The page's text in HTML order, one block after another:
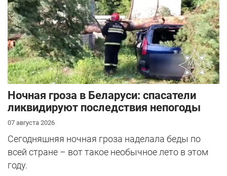
Ночная гроза в Беларуси: спасатели
ликвидируют последствия непогоды
07 августа 2026
Сегодняшняя ночная гроза наделала беды по
всей стране – вот такое необычное лето в этом
году.